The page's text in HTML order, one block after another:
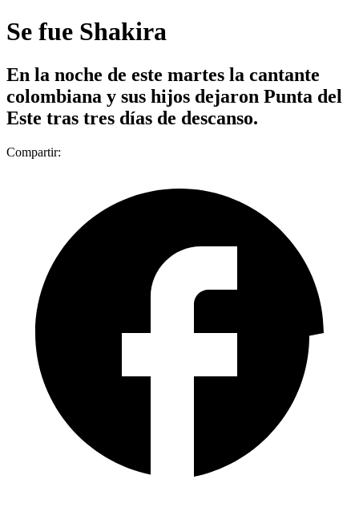
Se fue Shakira
En la noche de este martes la cantante
colombiana y sus hijos dejaron Punta del
Este tras tres días de descanso.
Compartir: